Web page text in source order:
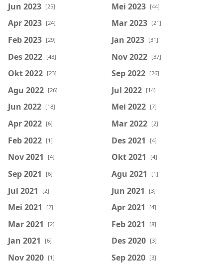
Jun 2023 [25] Mei 2023 [44]
Apr 2023 [24] Mar 2023 [21]
Feb 2023 [29] Jan 2023 [31]
Des 2022 [43] Nov 2022 [37]
Okt 2022 [23] Sep 2022 [26]
Agu 2022 [26] Jul 2022 [14]
Jun 2022 [18] Mei 2022 [7]
Apr 2022 [6] Mar 2022 [2]
Feb 2022 [1] Des 2021 [4]
Nov 2021 [4] Okt 2021 [4]
Sep 2021 [6] Agu 2021 [1]
Jul 2021 [2] Jun 2021 [3]
Mei 2021 [2] Apr 2021 [4]
Mar 2021 [2] Feb 2021 [8]
Jan 2021 [6] Des 2020 [3]
Nov 2020 [1] Sep 2020 [3]